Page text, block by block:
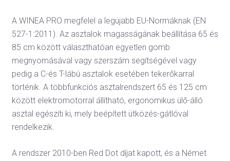
A WINEA PRO megfelel a legújabb EU-Normáknak (EN
527-1:2011). Az asztalok magasságának beállítása 65 és
85 cm között választhatóan egyetlen gomb
megnyomásával vagy szerszám segítségével vagy
pedig a C-és T-lábú asztalok esetében tekerőkarral
történik. A többfunkciós asztalrendszert 65 és 125 cm
között elektromotorral állítható, ergonomikus ülő-álló
asztal egészíti ki, mely beépített ütközés-gátlóval
rendelkezik.
A rendszer 2010-ben Red Dot díjat kapott, és a Német